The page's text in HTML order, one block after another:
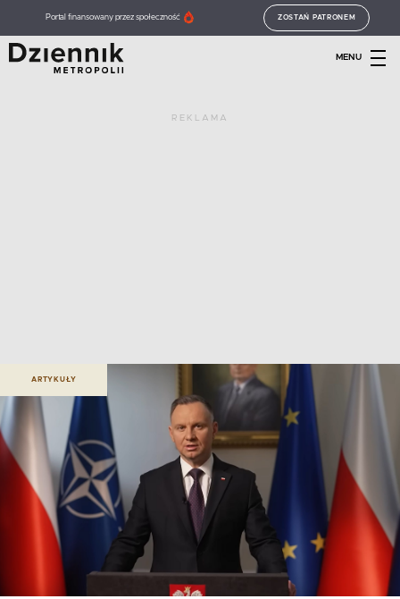
Portal finansowany przez społeczność ZOSTAŃ PATRONEM
MENU
REKLAMA
ARTYKUŁY